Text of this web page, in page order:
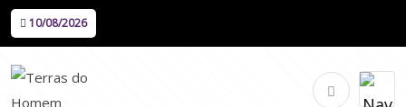
10/08/2026